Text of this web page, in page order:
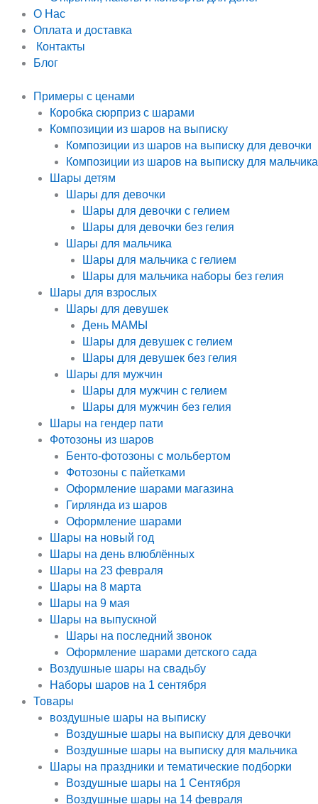
О Нас
Оплата и доставка
Контакты
Блог
Примеры с ценами
Коробка сюрприз с шарами
Композиции из шаров на выписку
Композиции из шаров на выписку для девочки
Композиции из шаров на выписку для мальчика
Шары детям
Шары для девочки
Шары для девочки с гелием
Шары для девочки без гелия
Шары для мальчика
Шары для мальчика с гелием
Шары для мальчика наборы без гелия
Шары для взрослых
Шары для девушек
День МАМЫ
Шары для девушек с гелием
Шары для девушек без гелия
Шары для мужчин
Шары для мужчин с гелием
Шары для мужчин без гелия
Шары на гендер пати
Фотозоны из шаров
Бенто-фотозоны с мольбертом
Фотозоны с пайетками
Оформление шарами магазина
Гирлянда из шаров
Оформление шарами
Шары на новый год
Шары на день влюблённых
Шары на 23 февраля
Шары на 8 марта
Шары на 9 мая
Шары на выпускной
Шары на последний звонок
Оформление шарами детского сада
Воздушные шары на свадьбу
Наборы шаров на 1 сентября
Товары
воздушные шары на выписку
Воздушные шары на выписку для девочки
Воздушные шары на выписку для мальчика
Шары на праздники и тематические подборки
Воздушные шары на 1 Сентября
Воздушные шары на 14 февраля